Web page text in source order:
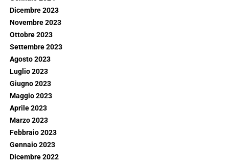
Dicembre 2023
Novembre 2023
Ottobre 2023
Settembre 2023
Agosto 2023
Luglio 2023
Giugno 2023
Maggio 2023
Aprile 2023
Marzo 2023
Febbraio 2023
Gennaio 2023
Dicembre 2022